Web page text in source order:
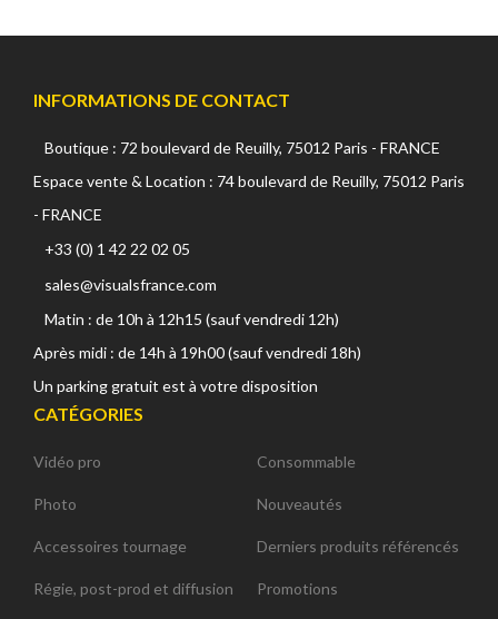
INFORMATIONS DE CONTACT
Boutique : 72 boulevard de Reuilly, 75012 Paris - FRANCE
Espace vente & Location : 74 boulevard de Reuilly, 75012 Paris
- FRANCE
+33 (0) 1 42 22 02 05
sales@visualsfrance.com
Matin : de 10h à 12h15 (sauf vendredi 12h)
Après midi : de 14h à 19h00 (sauf vendredi 18h)
Un parking gratuit est à votre disposition
CATÉGORIES
Vidéo pro
Photo
Accessoires tournage
Régie, post-prod et diffusion
Consommable
Nouveautés
Derniers produits référencés
Promotions